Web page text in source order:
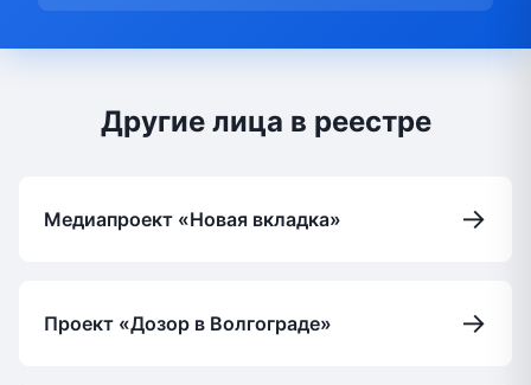
Другие лица в реестре
Медиапроект «Новая вкладка» →
Проект «Дозор в Волгограде» →